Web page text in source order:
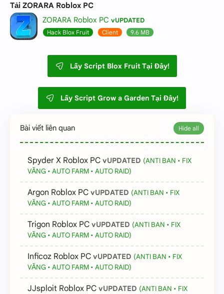
Tải ZORARA Roblox PC
ZORARA Roblox PC vUPDATED
Lấy Script Blox Fruit Tại Đây!
Lấy Script Grow a Garden Tại Đây!
Bài viết liên quan
Spyder X Roblox PC vUPDATED (ANTI BAN • FIX
VĂNG • AUTO FARM • AUTO RAID)
Argon Roblox PC vUPDATED (ANTI BAN • FIX
VĂNG • AUTO FARM • AUTO RAID)
Trigon Roblox PC vUPDATED (ANTI BAN • FIX
VĂNG • AUTO FARM • AUTO RAID)
Inficoz Roblox PC vUPDATED (ANTI BAN • FIX
VĂNG • AUTO FARM • AUTO RAID)
JJsploit Roblox PC vUPDATED (ANTI BAN • FIX